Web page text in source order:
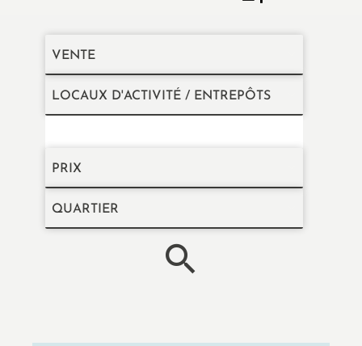
VENTE
LOCAUX D'ACTIVITÉ / ENTREPÔTS
PRIX
QUARTIER